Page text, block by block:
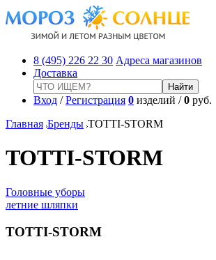
8 (495) 226 22 30 Адреса магазинов
Доставка
Вход /Регистрация 0 изделий /0 руб.
Главная Бренды TOTTI-STORM
TOTTI-STORM
Головные уборы
летние шляпки
TOTTI-STORM